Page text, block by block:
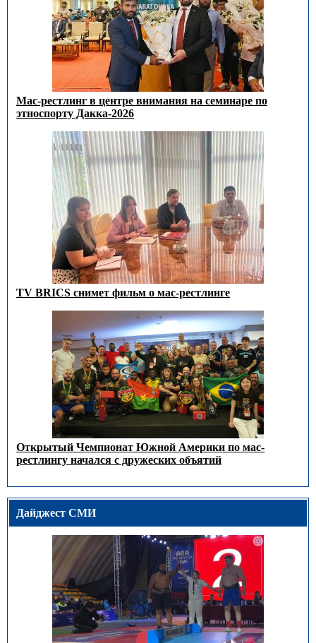
Мас-рестлинг в центре внимания на семинаре по
этноспорту Дакка-2026
TV BRICS снимет фильм о мас-рестлинге
Открытый Чемпионат Южной Америки по мас-
рестлингу начался с дружеских объятий
Дайджест СМИ